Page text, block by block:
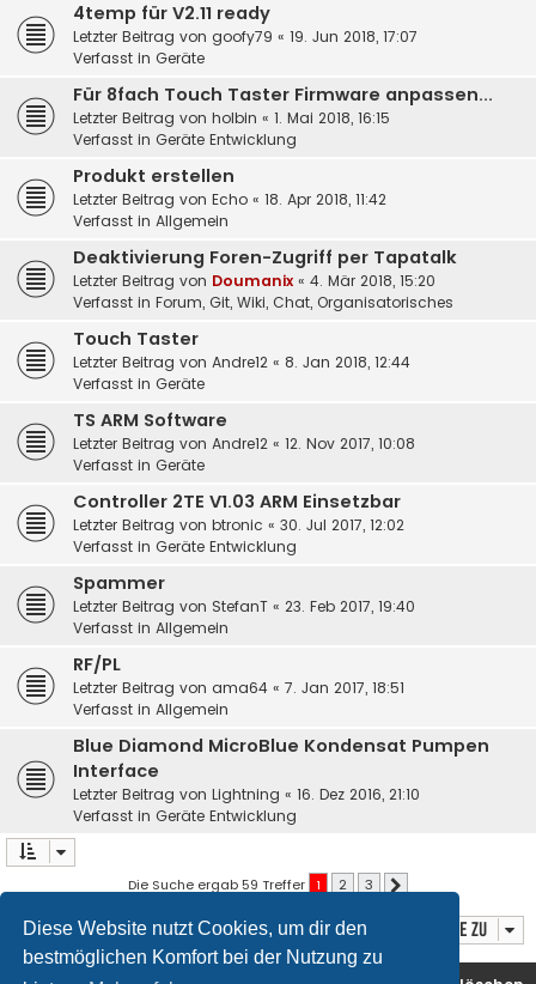
Diese Website nutzt Cookies, um dir den
bestmöglichen Komfort bei der Nutzung zu
4temp für V2.11 ready
Letzter Beitrag von goofy79 « 19. Jun 2018, 17:07
Verfasst in Geräte
Für 8fach Touch Taster Firmware anpassen...
Letzter Beitrag von holbin « 1. Mai 2018, 16:15
Verfasst in Geräte Entwicklung
Produkt erstellen
Letzter Beitrag von Echo « 18. Apr 2018, 11:42
Verfasst in Allgemein
Deaktivierung Foren-Zugriff per Tapatalk
Letzter Beitrag von Doumanix « 4. Mär 2018, 15:20
Verfasst in Forum, Git, Wiki, Chat, Organisatorisches
Touch Taster
Letzter Beitrag von Andre12 « 8. Jan 2018, 12:44
Verfasst in Geräte
TS ARM Software
Letzter Beitrag von Andre12 « 12. Nov 2017, 10:08
Verfasst in Geräte
Controller 2TE V1.03 ARM Einsetzbar
Letzter Beitrag von btronic « 30. Jul 2017, 12:02
Verfasst in Geräte Entwicklung
Spammer
Letzter Beitrag von StefanT « 23. Feb 2017, 19:40
Verfasst in Allgemein
RF/PL
Letzter Beitrag von ama64 « 7. Jan 2017, 18:51
Verfasst in Allgemein
Blue Diamond MicroBlue Kondensat Pumpen
Interface
Letzter Beitrag von Lightning « 16. Dez 2016, 21:10
Verfasst in Geräte Entwicklung
Die Suche ergab 59 Treffer 1 2 3
Gehe zu